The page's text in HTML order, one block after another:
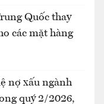
Quốc thay
các mặt hàng
nợ xấu ngành
quý 2/2026,